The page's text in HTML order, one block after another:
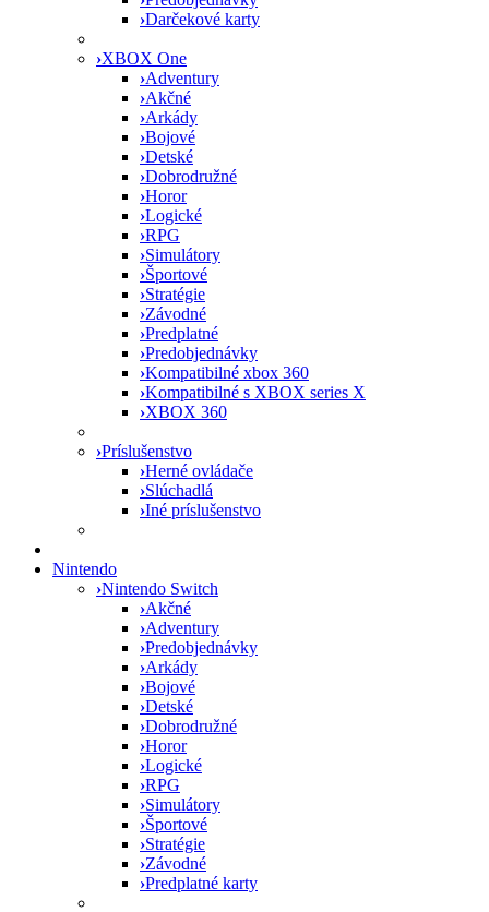
›Darčekové karty
›XBOX One
›Adventury
›Akčné
›Arkády
›Bojové
›Detské
›Dobrodružné
›Horor
›Logické
›RPG
›Simulátory
›Športové
›Stratégie
›Závodné
›Predplatné
›Predobjednávky
›Kompatibilné xbox 360
›Kompatibilné s XBOX series X
›XBOX 360
›Príslušenstvo
›Herné ovládače
›Slúchadlá
›Iné príslušenstvo
Nintendo
›Nintendo Switch
›Akčné
›Adventury
›Predobjednávky
›Arkády
›Bojové
›Detské
›Dobrodružné
›Horor
›Logické
›RPG
›Simulátory
›Športové
›Stratégie
›Závodné
›Predplatné karty